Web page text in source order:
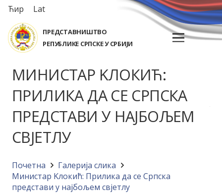
Ћир Lat
ПРЕДСТАВНИШТВО
РЕПУБЛИКЕ СРПСКЕ У СРБИЈИ
МИНИСТАР KЛОКИЋ:
ПРИЛИКА ДА СЕ СРПСКА
ПРЕДСТАВИ У НАЈБОЉЕМ
СВЈЕТЛУ
Почетна
Галерија слика
Министар Kлокић: Прилика да се Српска
представи у најбољем свјетлу